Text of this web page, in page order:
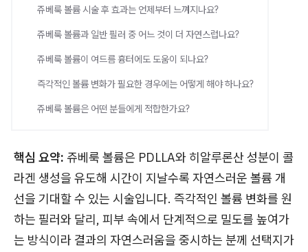
쥬베룩 볼륨 시술 후 효과는 언제부터 느껴지나요?
쥬베룩 볼륨과 일반 필러 중 어느 것이 더 자연스럽나요?
쥬베룩 볼륨이 여드름 흉터에도 도움이 되나요?
즉각적인 볼륨 변화가 필요한 경우에는 어떻게 해야 하나요?
쥬베룩 볼륨은 어떤 분들에게 적합한가요?
핵심 요약: 쥬베룩 볼륨은 PDLLA와 히알루론산 성분이 콜
라겐 생성을 유도해 시간이 지날수록 자연스러운 볼륨 개
선을 기대할 수 있는 시술입니다. 즉각적인 볼륨 변화를 원
하는 필러와 달리, 피부 속에서 단계적으로 밀도를 높여가
는 방식이라 결과의 자연스러움을 중시하는 분께 선택지가